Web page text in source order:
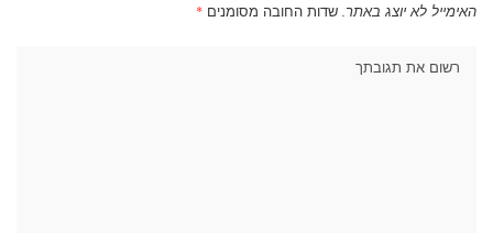
האימייל לא יוצג באתר. שדות החובה מסומנים *